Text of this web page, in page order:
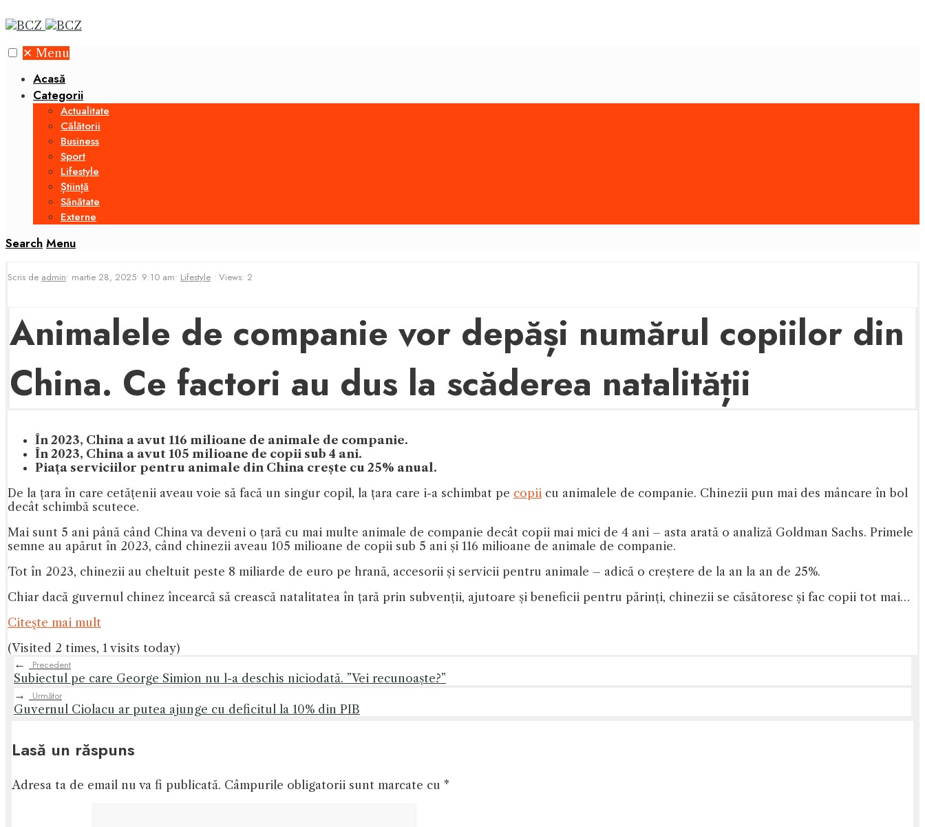
✕ Menu
Acasă
Categorii
Actualitate
Călătorii
Business
Sport
Lifestyle
Știință
Sănătate
Externe
Search Menu
Scris de admin• martie 28, 2025• 9:10 am• Lifestyle • Views: 2
Animalele de companie vor depăși numărul copiilor din
China. Ce factori au dus la scăderea natalității
În 2023, China a avut 116 milioane de animale de companie.
În 2023, China a avut 105 milioane de copii sub 4 ani.
Piața serviciilor pentru animale din China crește cu 25% anual.
De la țara în care cetățenii aveau voie să facă un singur copil, la țara care i-a schimbat pe copii cu animalele de companie. Chinezii pun mai des mâncare în bol
decât schimbă scutece.
Mai sunt 5 ani până când China va deveni o țară cu mai multe animale de companie decât copii mai mici de 4 ani – asta arată o analiză Goldman Sachs. Primele
semne au apărut în 2023, când chinezii aveau 105 milioane de copii sub 5 ani și 116 milioane de animale de companie.
Tot în 2023, chinezii au cheltuit peste 8 miliarde de euro pe hrană, accesorii și servicii pentru animale – adică o creștere de la an la an de 25%.
Chiar dacă guvernul chinez încearcă să crească natalitatea în țară prin subvenții, ajutoare și beneficii pentru părinți, chinezii se căsătoresc și fac copii tot mai…
Citeşte mai mult
(Visited 2 times, 1 visits today)
←
Precedent
Subiectul pe care George Simion nu l-a deschis niciodată. ”Vei recunoaște?”
→
Următor
Guvernul Ciolacu ar putea ajunge cu deficitul la 10% din PIB
Lasă un răspuns
Adresa ta de email nu va fi publicată. Câmpurile obligatorii sunt marcate cu *